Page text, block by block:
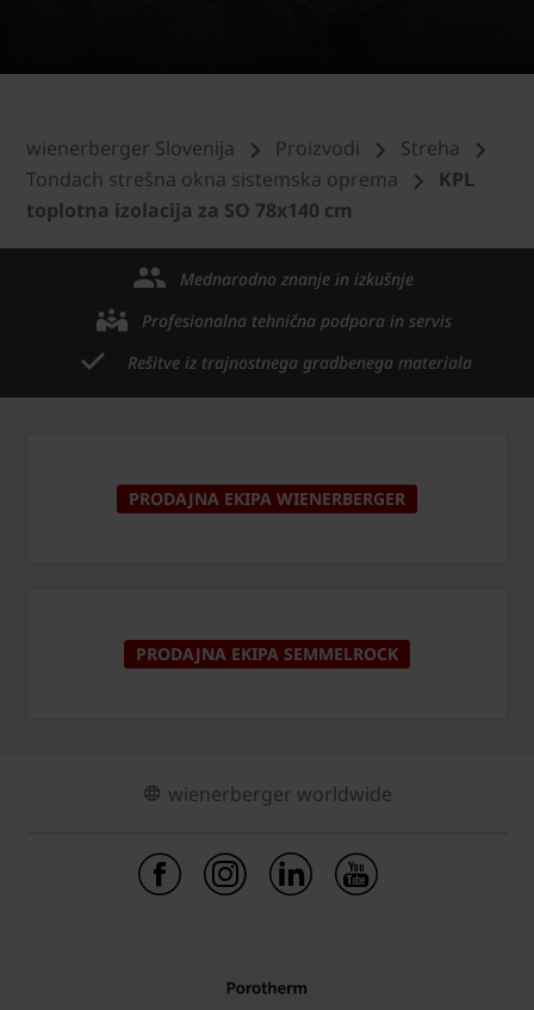
wienerberger Slovenija Proizvodi
Streha
Tondach strešna okna sistemska oprema
KPL
toplotna izolacija za SO 78x140 cm
Mednarodno znanje in izkušnje
Profesionalna tehnična podpora in servis
Rešitve iz trajnostnega gradbenega materiala
PRODAJNA EKIPA WIENERBERGER
PRODAJNA EKIPA SEMMELROCK
wienerberger worldwide